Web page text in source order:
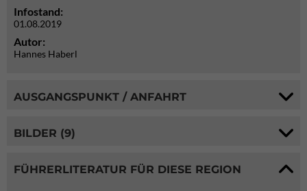
Infostand:
01.08.2019
Autor:
Hannes Haberl
AUSGANGSPUNKT / ANFAHRT
BILDER (9)
FÜHRERLITERATUR FÜR DIESE REGION